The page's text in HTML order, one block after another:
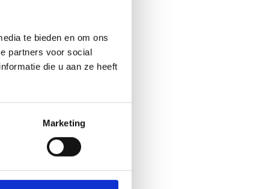
te bieden en om ons
partners voor social
die u aan ze heeft
Marketing
een groepsaankoop van
voor het basketbal. De